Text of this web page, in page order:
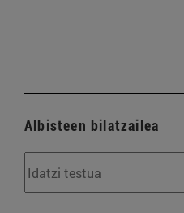
Albisteen bilatzailea